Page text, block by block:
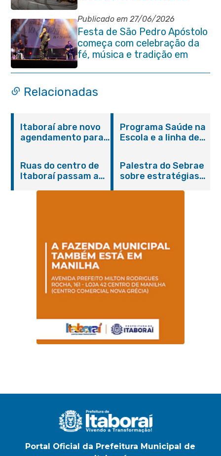
comemorações do
aniversário da cidade
Publicado em 27/06/2026
Festa de São Pedro Apóstolo
começa com celebração da
fé, música e tradição em
Venda das Pedras
Relacionadas
Itaboraí abre novo
agendamento para
Programa Saúde na
Escola e a linha de
promovem
conscientização
sobre hanseníase
Ruas do centro de
Itaboraí passam a
Palestra do Sebrae
sobre estratégias
Portal Oficial da Prefeitura Municipal de